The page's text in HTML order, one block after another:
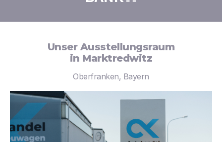
Unser Ausstellungsraum
in Marktredwitz
Oberfranken, Bayern